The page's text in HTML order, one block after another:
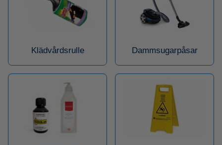
Klädvårdsrulle Dammsugarpåsar